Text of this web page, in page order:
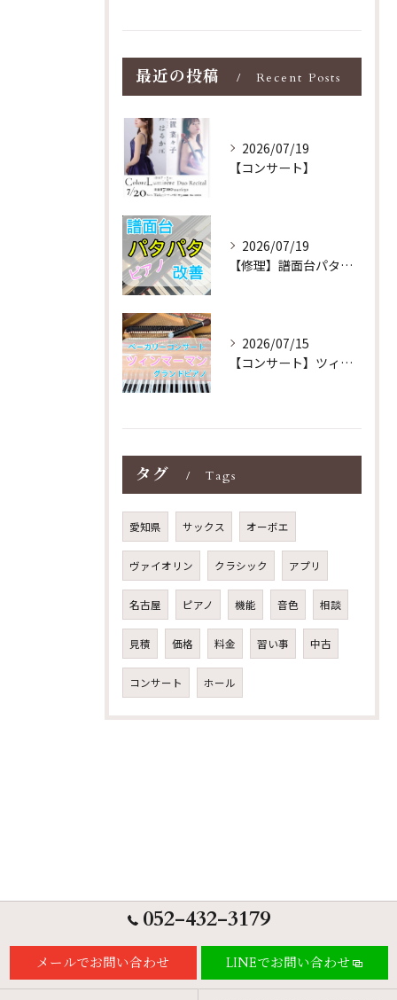
最近の投稿 Recent Posts
2026/07/19
【コンサート】
2026/07/19
【修理】譜面台パタパタを改善！ストレス解消！
2026/07/15
【コンサート】ツィンマーマンのグランドピアノ♪木目猫足グラン...
タグ Tags
愛知県 サックス オーボエ
ヴァイオリン クラシック アプリ
名古屋 ピアノ 機能 音色 相談
見積 価格 料金 習い事 中古
コンサート ホール
052-432-3179
メールでお問い合わせ LINEでお問い合わせ